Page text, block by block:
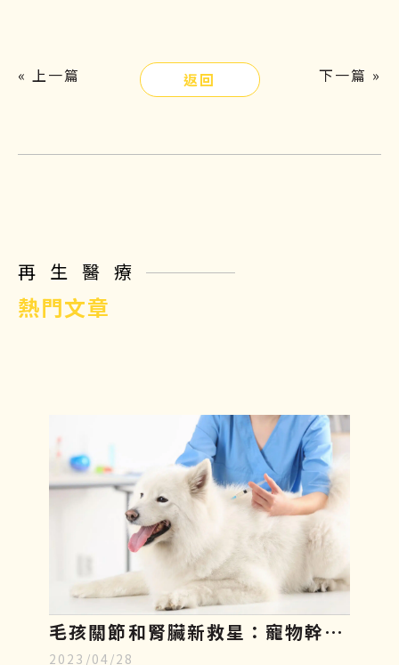
« 上一篇 返回 下一篇 »
再生醫療
熱門文章
毛孩關節和腎臟新救星：寵物幹細
2023/04/28